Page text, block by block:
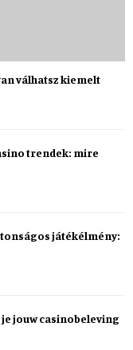
válhatsz kiemelt
trendek: mire
játékélmény:
jouw casinobeleving